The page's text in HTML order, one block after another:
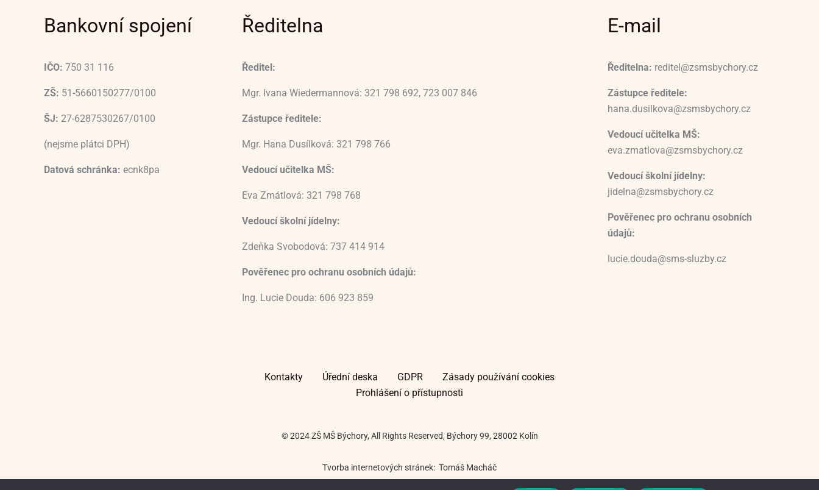
Bankovní spojení
IČO: 750 31 116
ZŠ: 51-5660150277/0100
ŠJ: 27-6287530267/0100
(nejsme plátci DPH)
Datová schránka: ecnk8pa
Ředitelna
Ředitel:
Mgr. Ivana Wiedermannová: 321 798 692, 723 007 846
Zástupce ředitele:
Mgr. Hana Dusílková: 321 798 766
Vedoucí učitelka MŠ:
Eva Zmátlová: 321 798 768
Vedoucí školní jídelny:
Zdeňka Svobodová: 737 414 914
Pověřenec pro ochranu osobních údajů:
Ing. Lucie Douda: 606 923 859
E-mail
Ředitelna: reditel@zsmsbychory.cz
Zástupce ředitele:
hana.dusilkova@zsmsbychory.cz
Vedoucí učitelka MŠ:
eva.zmatlova@zsmsbychory.cz
Vedoucí školní jídelny:
jidelna@zsmsbychory.cz
Pověřenec pro ochranu osobních
údajů:
lucie.douda@sms-sluzby.cz
Kontakty Úřední deska GDPR
Zásady používání cookies
Prohlášení o přístupnosti
© 2024 ZŠ MŠ Býchory, All Rights Reserved, Býchory 99, 28002 Kolín
Tvorba internetových stránek: Tomáš Macháč